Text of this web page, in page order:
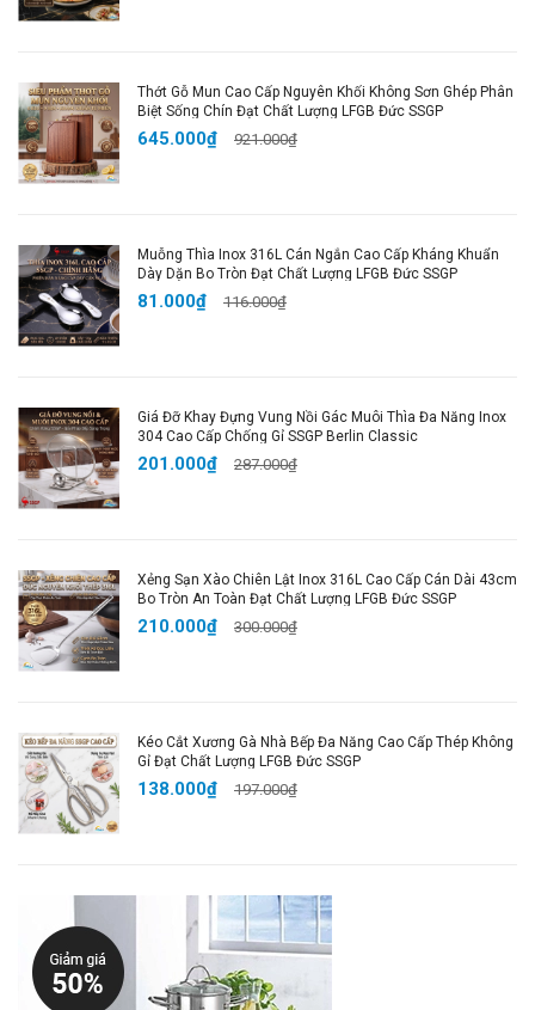
sang trọng - một khoản đầu tư vô cùng xứng đáng
🌟 Mua Ngay Để Tận Hưởng Trải Nghiệm Nấu Nướng
Mới Mẻ!
Sở hữu ngay bộ dụng cụ nhà bếp SSGP để biến mỗi
bữa nấu ăn thành một niềm vui. Đặc biệt, chương trình
hàng ngay hôm nay!
Hashtags SEO:
#hadu #haduongshop #SSGP #xengnauan
#vamuccanh #dungcunauan #shopeevn #freeship
#hoanxu
Thớt Gỗ Mun Cao Cấp Nguyên Khối Không Sơn Ghép Phân
Biệt Sống Chín Đạt Chất Lượng LFGB Đức SSGP
645.000₫ 921.000₫
Muỗng Thìa Inox 316L Cán Ngắn Cao Cấp Kháng Khuẩn
Dày Dặn Bo Tròn Đạt Chất Lượng LFGB Đức SSGP
81.000₫ 116.000₫
Giá Đỡ Khay Đựng Vung Nồi Gác Muôi Thìa Đa Năng Inox
304 Cao Cấp Chống Gỉ SSGP Berlin Classic
201.000₫ 287.000₫
Xẻng Sạn Xào Chiên Lật Inox 316L Cao Cấp Cán Dài 43cm
Bo Tròn An Toàn Đạt Chất Lượng LFGB Đức SSGP
210.000₫ 300.000₫
Kéo Cắt Xương Gà Nhà Bếp Đa Năng Cao Cấp Thép Không
Gỉ Đạt Chất Lượng LFGB Đức SSGP
138.000₫ 197.000₫